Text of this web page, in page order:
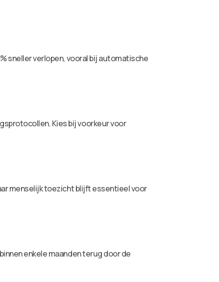
sneller verlopen, vooral bij automatische
Kies bij voorkeur voor
menselijk toezicht blijft essentieel voor
enkele maanden terug door de